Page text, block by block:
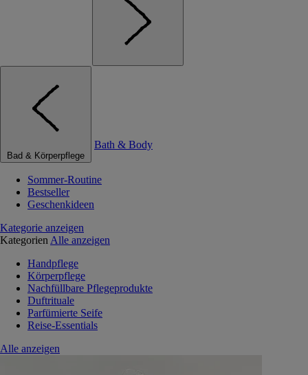
Bad & Körperpflege
Bath & Body
Sommer-Routine
Bestseller
Geschenkideen
Kategorie anzeigen
Kategorien Alle anzeigen
Handpflege
Körperpflege
Nachfüllbare Pflegeprodukte
Duftrituale
Parfümierte Seife
Reise-Essentials
Alle anzeigen